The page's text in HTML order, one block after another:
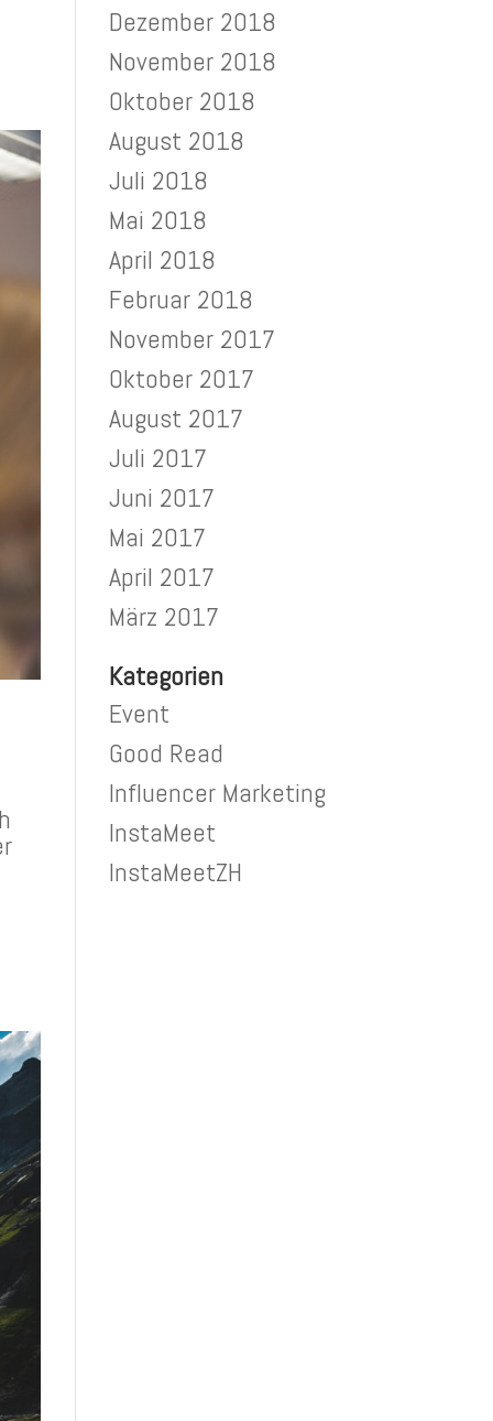
Dezember 2018
November 2018
Oktober 2018
August 2018
Juli 2018
Mai 2018
April 2018
Februar 2018
November 2017
Oktober 2017
August 2017
Juli 2017
Juni 2017
Mai 2017
April 2017
März 2017
Kategorien
Event
Good Read
Influencer Marketing
InstaMeet
InstaMeetZH